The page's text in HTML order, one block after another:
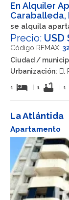
En Alquiler
Caraballeda,
se alquila
Precio: USD
Código REMAX:
Ciudad /
Urbanización: El
1 hotel 1 bathtub 1
La Atlántida
Apartamento